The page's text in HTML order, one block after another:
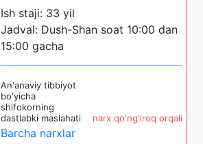
Ish staji: 33 yil
Jadval: Dush-Shan soat 10:00 dan
15:00 gacha
An'anaviy tibbiyot
bo'yicha
shifokorning
dastlabki maslahati
narx qo'ng'iroq orqali
Barcha narxlar